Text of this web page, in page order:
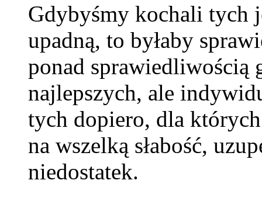
Gdybyśmy kochali tych
upadną, to byłaby
ponad sprawiedliwością
najlepszych, ale
tych dopiero, dla
na wszelką słabość,
niedostatek.